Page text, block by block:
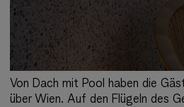
Von Dach mit Pool haben die
über Wien. Auf den Flügeln des